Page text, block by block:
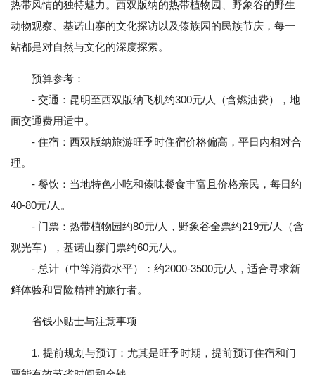
热带风情的独特魅力。西双版纳的热带植物园、野象谷的野生
动物观察、基诺山寨的文化探访以及傣族园的民族节庆，每一
站都是对自然与文化的深度探索。
预算参考：
- 交通：昆明至西双版纳飞机约300元/人（含燃油费），地
面交通费用适中。
- 住宿：西双版纳旅游旺季时住宿价格偏高，平日内相对合
理。
- 餐饮：当地特色小吃和傣味餐食丰富且价格亲民，每日约
40-80元/人。
- 门票：热带植物园约80元/人，野象谷全票约219元/人（含
观光车），基诺山寨门票约60元/人。
- 总计（中等消费水平）：约2000-3500元/人，适合寻求新
鲜体验和冒险精神的旅行者。
省钱小贴士与注意事项
1. 提前规划与预订：尤其是旺季时期，提前预订住宿和门